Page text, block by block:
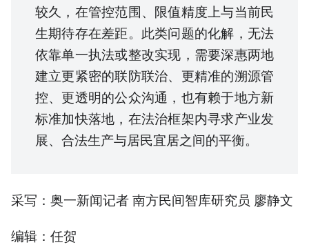
较久，在管控范围、限值精度上与当前民
生期待存在差距。此类问题的化解，无法
依靠单一执法或整改实现，需要深惠两地
建立更紧密的联防联治、更精准的溯源管
控、更透明的公众沟通，也有赖于地方新
标准加快落地，在法治框架内寻求产业发
展、合法生产与居民宜居之间的平衡。
采写：奥一新闻记者 南方民间智库研究员 廖静文
编辑：任贺